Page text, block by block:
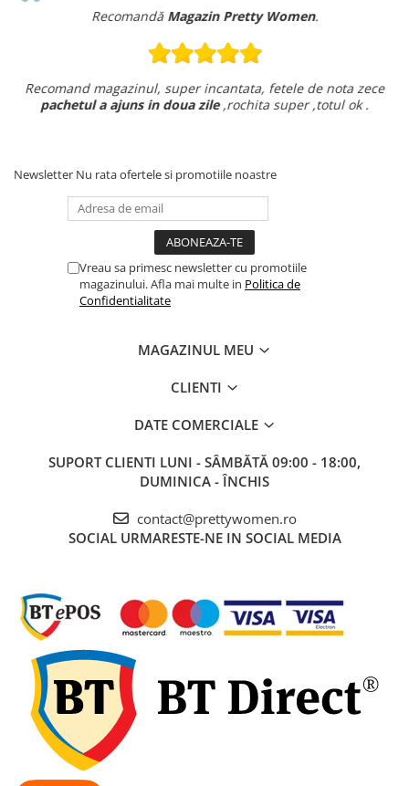
Recomandă Magazin Pretty Women.
Recomand magazinul, super incantata, fetele de nota zece
pachetul a ajuns in doua zile,rochita super ,totul ok .
Newsletter Nu rata ofertele si promotiile noastre
Vreau sa primesc newsletter cu promotiile
magazinului. Afla mai multe in Politica de
Confidentialitate
MAGAZINUL MEU
CLIENTI
DATE COMERCIALE
SUPORT CLIENTI LUNI - SÂMBĂTĂ 09:00 - 18:00,
DUMINICA - ÎNCHIS
contact@prettywomen.ro
SOCIAL URMARESTE-NE IN SOCIAL MEDIA